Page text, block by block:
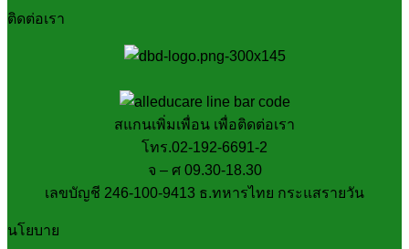
ติดต่อเรา
สแกนเพิ่มเพื่อน เพื่อติดต่อเรา
โทร.02-192-6691-2
จ – ศ 09.30-18.30
เลขบัญชี 246-100-9413 ธ.ทหารไทย กระแสรายวัน
นโยบาย